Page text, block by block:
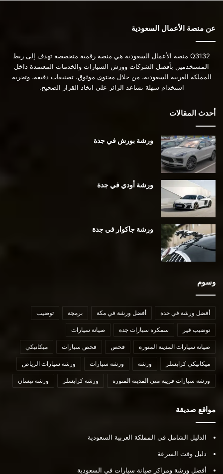
عن منصة الأعمال السعودية
Q3132 منصة الأعمال السعودية هي منصة رقمية متخصصة تهدف إلى ربط
المستخدمين بأفضل الشركات وورش السيارات والخدمات المعتمدة داخل
المملكة العربية السعودية، من خلال محتوى موثوق، تصنيفات دقيقة، وتجربة
استخدام سهلة تساعد الزائر على اتخاذ القرار الصحيح.
أحدث المقالات
ورشة بورش في جدة
ورشة أودي في جدة
ورشة جاكوار في جدة
وسوم
أفضل ورشة في جدة أفضل ورشة في مكة برمجة توضيب
توضيب قير سمكرة سيارات جدة صيانة سيارات
صيانة سيارات المدينة المنورة فحص فحص سيارات ميكانيكي
ميكانيكي كرايسلر ورشة ورشة سيارات ورشة سيارات الرياض
ورشة سيارات قريبة مني المدينة المنورة ورشة كرايسلر ورشة نيسان
مواقع صديقة
الدليل الشامل في المملكة العربية السعودية
دليل وقت السرعة
أفضل ورشة ومراكز صيانة سيارات في السعودية